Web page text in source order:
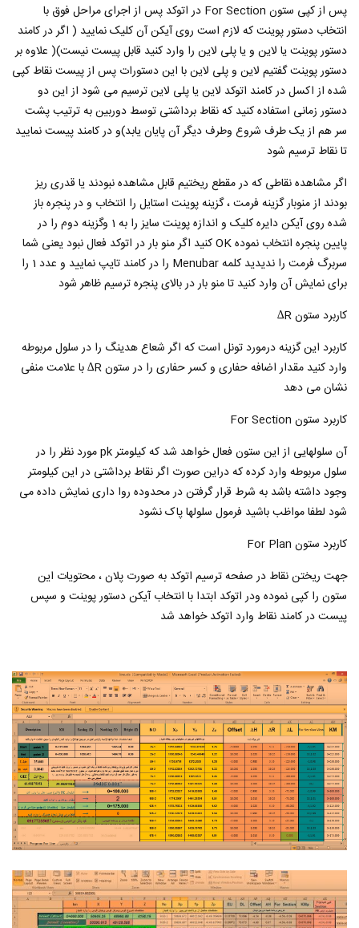
پس از کپی ستون For Section در اتوکد پس از اجرای مراحل فوق با
انتخاب دستور پوینت که لازم است روی آیکن آن کلیک نمایید ( اگر در کامند
دستور پوینت یا لاین و یا پلی لاین را وارد کنید قابل پیست نیست)( علاوه بر
دستور پوینت گفتیم لاین و پلی لاین با این دستورات پس از پیست نقاط کپی
شده از اکسل در کامند اتوکد لاین یا پلی لاین ترسیم می شود از این دو
دستور زمانی استفاده کنید که نقاط برداشتی توسط دوربین به ترتیب پشت
سر هم از یک طرف شروع وطرف دیگر آن پایان یابد)و در کامند پیست نمایید
تا نقاط ترسیم شود
اگر مشاهده نقاطی که در مقطع ریختیم قابل مشاهده نبودند یا قدری ریز
بودند از منوبار گزینه فرمت ، گزینه پوینت استایل را انتخاب و در پنجره باز
شده روی آیکن دایره کلیک و اندازه پوینت سایز را به 1 وگزینه دوم را در
پایین پنجره انتخاب نموده OK کنید اگر منو بار در اتوکد فعال نبود یعنی شما
سربرگ فرمت را ندیدید کلمه Menubar را در کامند تایپ نمایید و عدد 1 را
برای نمایش آن وارد کنید تا منو بار در بالای پنجره ترسیم ظاهر شود
کاربرد ستون R∆
کاربرد این گزینه درمورد تونل است که اگر شعاع هدینگ را در سلول مربوطه
وارد کنید مقدار اضافه حفاری و کسر حفاری را در ستون R∆ با علامت منفی
نشان می دهد
کاربرد ستون For Section
آن سلولهایی از این ستون فعال خواهد شد که کیلومتر pk مورد نظر را در
سلول مربوطه وارد کرده که دراین صورت اگر نقاط برداشتی در این کیلومتر
وجود داشته باشد به شرط قرار گرفتن در محدوده روا داری نمایش داده می
شود لطفا مواظب باشید فرمول سلولها پاک نشود
کاربرد ستون For Plan
جهت ریختن نقاط در صفحه ترسیم اتوکد به صورت پلان ، محتویات این
ستون را کپی نموده ودر اتوکد ابتدا با انتخاب آیکن دستور پوینت و سپس
پیست در کامند نقاط وارد اتوکد خواهد شد